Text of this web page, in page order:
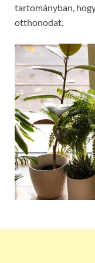
tartományban,
otthonodat.